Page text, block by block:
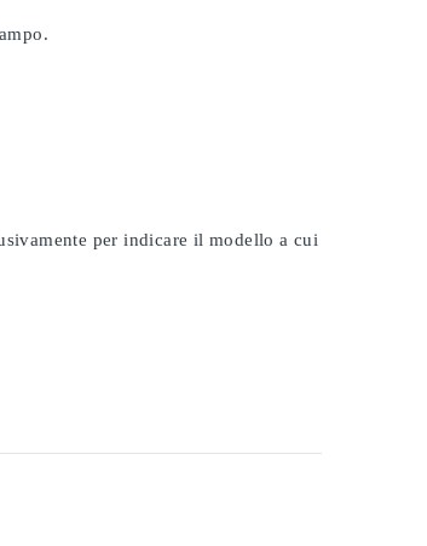
per indicare il modello a cui